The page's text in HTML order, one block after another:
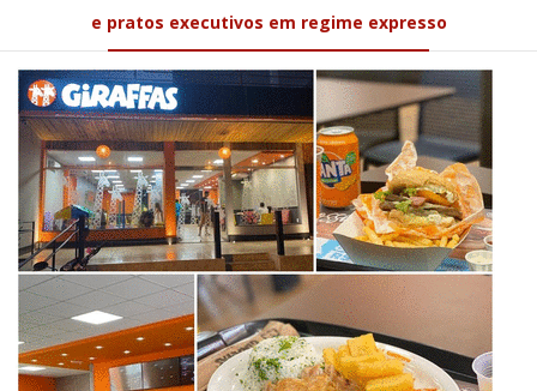
e pratos executivos em regime expresso